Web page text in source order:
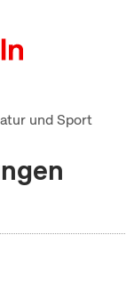
und Sport